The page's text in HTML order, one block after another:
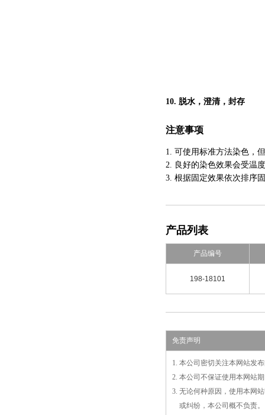
10. 脱水，澄清，封存
注意事项
1. 可使用标准方法染色，
2. 良好的染色效果会受温度
3. 根据固定效果依次排序
产品列表
产品编号
198-18101
免责声明
1. 本公司密切关注本网站发
2. 本公司不保证使用本网站
3. 无论何种原因，使用本网
或纠纷，本公司概不负责。